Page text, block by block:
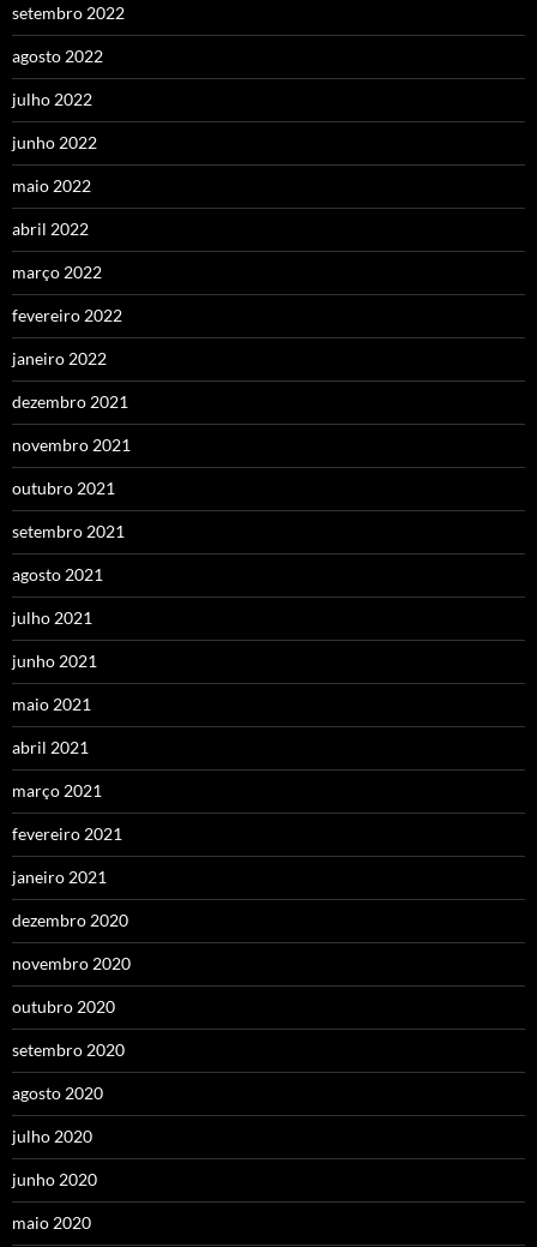
setembro 2022
agosto 2022
julho 2022
junho 2022
maio 2022
abril 2022
março 2022
fevereiro 2022
janeiro 2022
dezembro 2021
novembro 2021
outubro 2021
setembro 2021
agosto 2021
julho 2021
junho 2021
maio 2021
abril 2021
março 2021
fevereiro 2021
janeiro 2021
dezembro 2020
novembro 2020
outubro 2020
setembro 2020
agosto 2020
julho 2020
junho 2020
maio 2020